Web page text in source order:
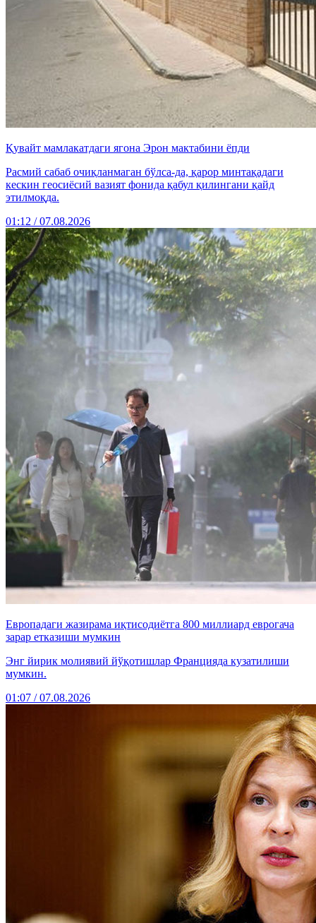
Қувайт мамлакатдаги ягона Эрон мактабини ёпди
Расмий сабаб очиқланмаган бўлса-да, қарор минтақадаги
кескин геосиёсий вазият фонида қабул қилингани қайд
этилмоқда.
01:12 / 07.08.2026
Европадаги жазирама иқтисодиётга 800 миллиард еврогача
зарар етказиши мумкин
Энг йирик молиявий йўқотишлар Францияда кузатилиши
мумкин.
01:07 / 07.08.2026